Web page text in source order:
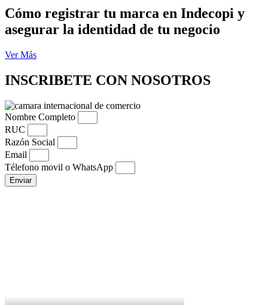
Cómo registrar tu marca en Indecopi y
asegurar la identidad de tu negocio
Ver Más
INSCRIBETE CON NOSOTROS
Nombre Completo
RUC
Razón Social
Email
Télefono movil o WhatsApp
Enviar